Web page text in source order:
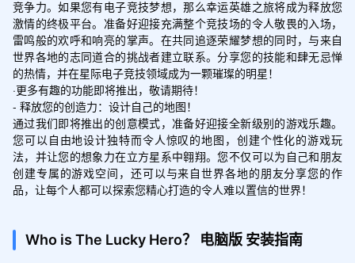
竞争力。如果您有电子竞技梦想，那么幸运英雄之旅将成为释放您
激情的终极平台。准备好迎接充满整个竞技场的令人敬畏的入场，
雷鸣般的欢呼和响亮的掌声。在共同追逐荣耀梦想的同时，与来自
世界各地的志同道合的挑战者建立联系。分享您的技能和肆无忌惮
的热情，并在星际电子竞技领域成为一颗璀璨的明星！
·更多有趣的功能即将推出，敬请期待！
- 释放您的创造力：设计自己的地图！
通过我们即将推出的创意模式，准备好迎接全新级别的游戏乐趣。
您可以自由地设计独特而令人惊叹的地图，创建个性化的游戏玩
法，并让您的想象力在立方星系中翱翔。您不仅可以为自己和朋友
创建专属的游戏空间，还可以与来自世界各地的朋友分享您的作
品，让每个人都可以探索您精心打造的令人难以置信的世界！
Who is The Lucky Hero？ 电脑版 安装指南